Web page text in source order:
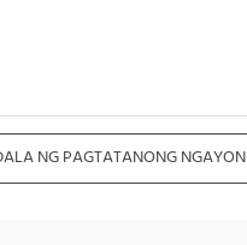
NG PAGTATANONG NGAYON